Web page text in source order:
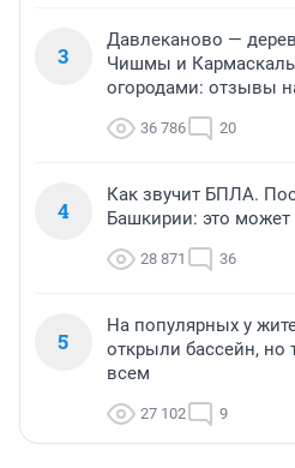
3
Давлеканово —
Чишмы и
огородами: отзывы
36 786 20
4
Как звучит БПЛА.
Башкирии: это
28 871 36
5
На популярных у
открыли бассейн,
всем
27 102 9